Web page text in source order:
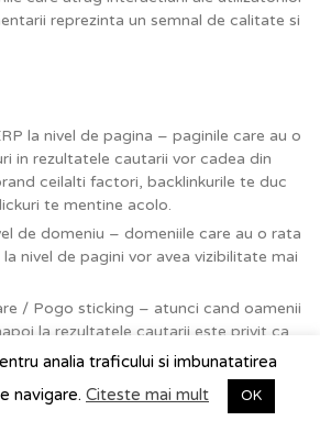
reprezinta un semnal de calitate si
la nivel de pagina – paginile care au o
in rezultatele cautarii vor cadea din
ceilalti factori, backlinkurile te duc
te mentine acolo.
de domeniu – domeniile care au o rata
nivel de pagini vor avea vizibilitate mai
/ Pogo sticking – atunci cand oamenii
la rezultatele cautarii este privit ca
puternic.
ridicata – siteurile cu o rata de
vor vedea un efect negativ asupra
analia traficului si imbunatatirea
navigare. Citeste mai mult OK